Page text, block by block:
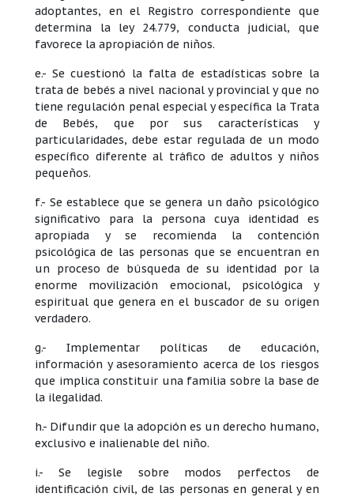
adoptantes, en el Registro correspondiente que
determina la ley 24.779, conducta judicial, que
favorece la apropiación de niños.
e.- Se cuestionó la falta de estadísticas sobre la
trata de bebés a nivel nacional y provincial y que no
tiene regulación penal especial y específica la Trata
de Bebés, que por sus características y
particularidades, debe estar regulada de un modo
específico diferente al tráfico de adultos y niños
pequeños.
f.- Se establece que se genera un daño psicológico
significativo para la persona cuya identidad es
apropiada y se recomienda la contención
psicológica de las personas que se encuentran en
un proceso de búsqueda de su identidad por la
enorme movilización emocional, psicológica y
espiritual que genera en el buscador de su origen
verdadero.
g.- Implementar políticas de educación,
información y asesoramiento acerca de los riesgos
que implica constituir una familia sobre la base de
la ilegalidad.
h.- Difundir que la adopción es un derecho humano,
exclusivo e inalienable del niño.
i.- Se legisle sobre modos perfectos de
identificación civil, de las personas en general y en